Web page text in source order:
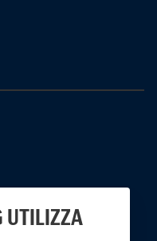
UTILIZZA